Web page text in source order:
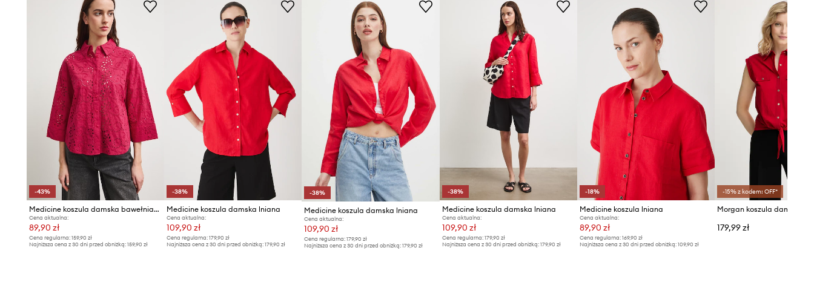
-43%
Medicine koszula damska bawełniana
Cena aktualna:
89,90 zł
Cena regularna: 159,90 zł
Najniższa cena z 30 dni przed obniżką: 159,90 zł
-38%
Medicine koszula damska lniana
Cena aktualna:
109,90 zł
Cena regularna:179,90 zł
Najniższa cena z 30 dni przed obniżką:179,90 zł
-38%
Medicine koszula damska lniana
Cena aktualna:
109,90 zł
Cena regularna: 179,90 zł
Najniższa cena z 30 dni przed obniżką: 179,90 zł
-38%
Medicine koszula damska lniana
Cena aktualna:
109,90 zł
Cena regularna: 179,90 zł
Najniższa cena z 30 dni przed obniżką: 179,90 zł
-18%
Medicine koszula lniana
Cena aktualna:
89,90 zł
Cena regularna:169,90 zł
Najniższa cena z 30 dni przed obniżką:109,90 zł
-15% z kodem: OFF*
179,99 zł